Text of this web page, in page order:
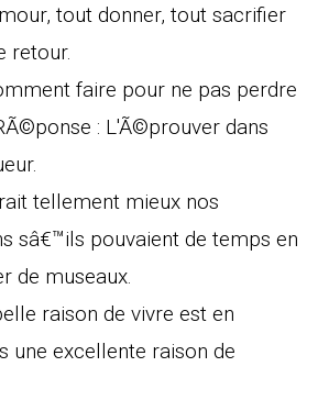
tout donner, tout sacrifier
retour.
faire pour ne pas perdre
: L'Ã©prouver dans
tellement mieux nos
sâ€™ils pouvaient de temps en
de museaux.
raison de vivre est en
une excellente raison de